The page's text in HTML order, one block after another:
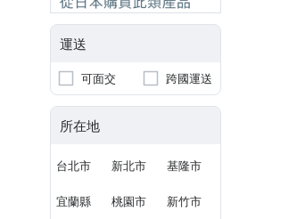
運送
可面交 跨國運送
所在地
台北市 新北市 基隆市
宜蘭縣 桃園市 新竹市